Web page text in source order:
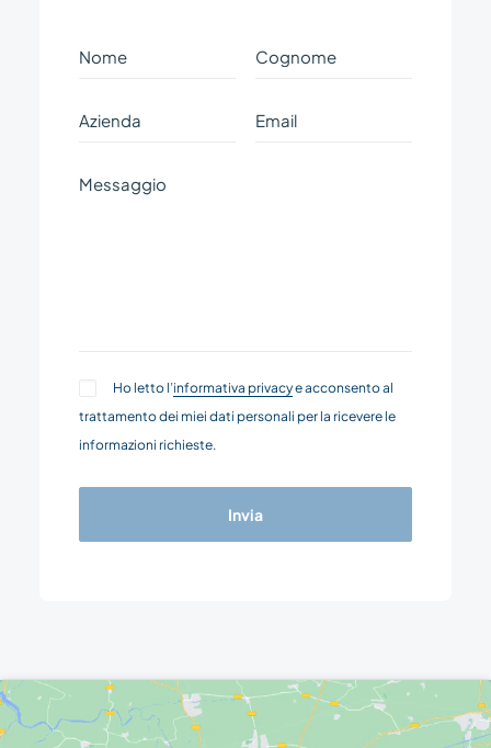
Ho letto l’informativa privacye acconsento al
trattamento dei miei dati personali per la ricevere le
informazioni richieste.